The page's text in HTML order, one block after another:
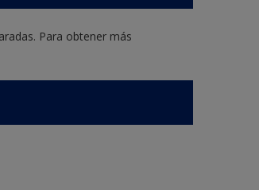
Para obtener más